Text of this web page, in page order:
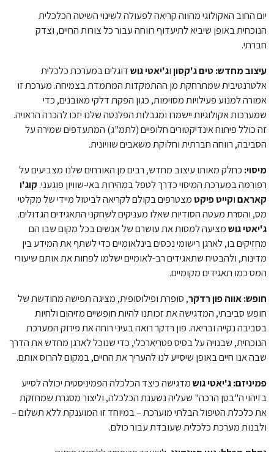
יום החוב האקולוגי מהווה קריאה לפעולה לשינוי השיטה הכלכלית
הנוכחית באופן שיביא לתיעדוף רווחה עבור כל צורות החיים, וצדק
חברתי.
עיצוב מחדש: טים ג'קסוןוג'יאטי גושדוגלים במערכת כלכלית
אלטרנטיבית שמתרחקת מן ההתמקדות המתמדת בצמיחה. מערכת זו
אמורה למנוע פעילויות מסוימות, כגון הפקת דלקי מאובנים, כדי
שמערכות אקולוגיות יישמרו ומגבלות הפלנטה שלנו יזכו להכרה הראויה.
זה כולל פיתוח אינדיקטורים חלופיים (לתמ"ג) המתעדפים שמירה על
הסביבה, רווחה חברתית וחלוקת משאבים שוויונית.
מיסוי: כחלק מאותו עיצוב מחדש, רבים מן האורחים שלנו מצביעים על
רפורמה במערכת המיסוי כדרך לטפל במהירות באי-שוויון פוגעני. קוג'ו
קאראםוקייט פיקטמצטרפים בקולם לקריאה לביטול מיידי של מקלטי
מס, והסרת מעטה הסודיות שאלו מעניקים לשחקני התאגידים הגדולים.
ג'יאטי גושמציעה למסות את עושרם של אנשים בכל מקום שבו הם
מחזיקים בו, לארגן רישומי נכסים בינלאומיים כדי לשתף את המידע בין
מדינות, ולהבטיח שתאגידים רב-לאומיים ישלמו לפחות את אותם שיעורי
המס כמו תאגידים מקומיים.
חופש: אווה פון רדקר, סופרת ופילוסופית, מציגה תפישה מחודשת של
חופש סביבתי, המדגישה את זכותנו להיות חופשיים מזיהום ולחיות
בסביבה נקייה ובריאה. פון רדקר רואה בעיני רוחה את פירוק המערכת
הנוכחית, שבנויה על בסיס פטריארכלי, כדי שנוכל לארגן מחדש את הדרך
שבה אנו חיים באופן שיסייע לנו להעריך את החיים, במקום להרוס אותם.
פמיניזם: ג'יאטי גושמדגישה כיצד הכלכלה הפמיניסטית יכולה לסייע
בזיהוי ה"בטן הרכה" שעליה נשענת הכלכלה, וליצור מסגרת שמחזקת
את כלכלת הטיפול הבלתי מוערכת – במיוחד זו המוענקת ללא תשלום –
ולבנות מערכת כלכלית שעובדת עבור כולם.